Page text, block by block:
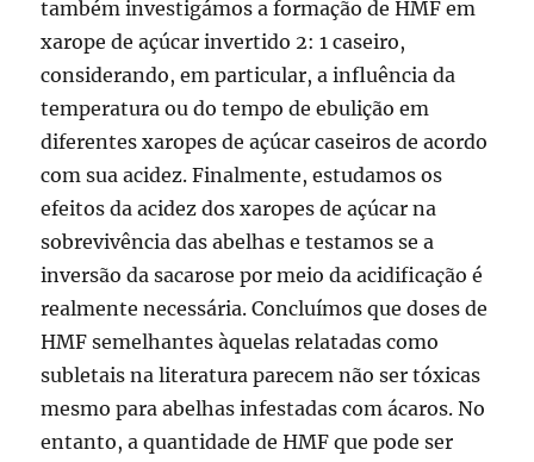
também investigámos a formação de HMF em
xarope de açúcar invertido 2: 1 caseiro,
considerando, em particular, a influência da
temperatura ou do tempo de ebulição em
diferentes xaropes de açúcar caseiros de acordo
com sua acidez. Finalmente, estudamos os
efeitos da acidez dos xaropes de açúcar na
sobrevivência das abelhas e testamos se a
inversão da sacarose por meio da acidificação é
realmente necessária. Concluímos que doses de
HMF semelhantes àquelas relatadas como
subletais na literatura parecem não ser tóxicas
mesmo para abelhas infestadas com ácaros. No
entanto, a quantidade de HMF que pode ser